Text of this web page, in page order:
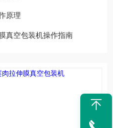
原理
真空包装机操作指南